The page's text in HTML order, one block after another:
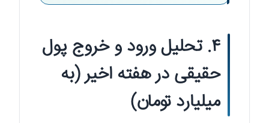
۴. تحلیل ورود و خروج پول
حقیقی در هفته اخیر (به
میلیارد تومان)